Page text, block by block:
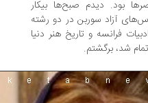
دیدم صبح‌ها بیکار
سوربن در دو رشته
و تاریخ هنر دنیا
برگشتم.